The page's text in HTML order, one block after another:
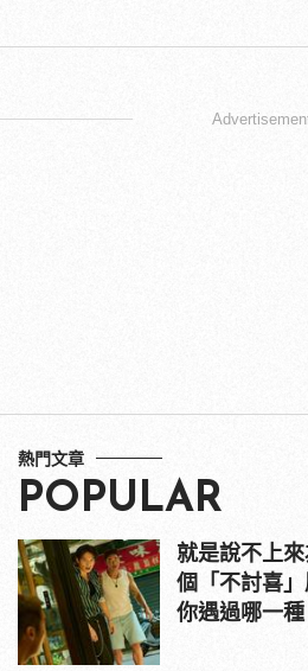
熱門文章
POPULAR
就是說不上
個「不討喜」
你遇過哪一種